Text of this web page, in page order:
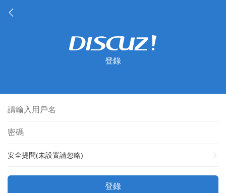
登錄
安全提問(未設置請忽略)
登錄